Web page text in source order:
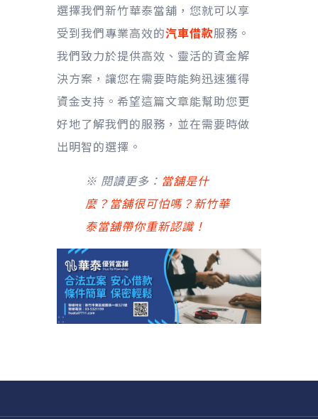
選擇我們新竹華泰當舖，您就可以享
受到我們專業高效的汽車借款服務。
我們致力於提供高效、靈活的資金解
決方案，讓您在需要時能夠迅速獲得
資金支持。希望這篇文章能幫助您更
好地了解我們的服務，並在需要時做
出明智的選擇。
※ 閱讀更多： 當舖是什
麼？當舖很可怕嗎？新竹華
泰當舖帶你重新認識！